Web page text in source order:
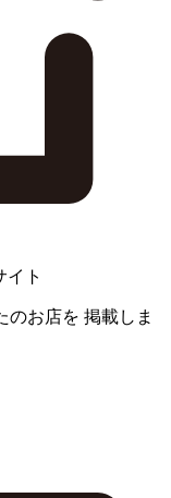
イト
のお店を 掲載しま